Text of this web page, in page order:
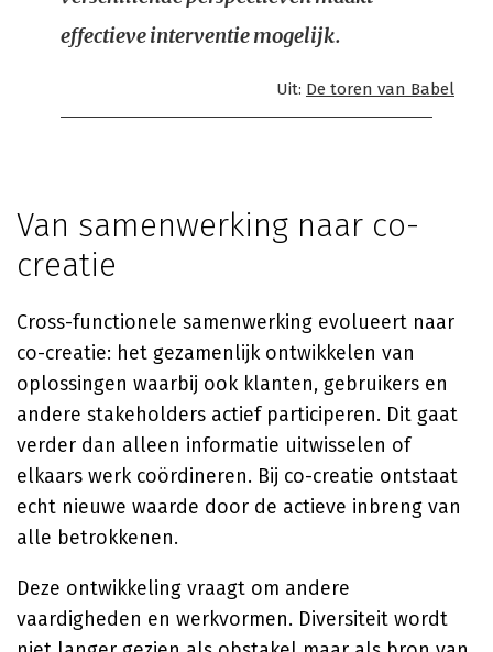
effectieve interventie mogelijk.
Uit: De toren van Babel
Van samenwerking naar co-
creatie
Cross-functionele samenwerking evolueert naar
co-creatie: het gezamenlijk ontwikkelen van
oplossingen waarbij ook klanten, gebruikers en
andere stakeholders actief participeren. Dit gaat
verder dan alleen informatie uitwisselen of
elkaars werk coördineren. Bij co-creatie ontstaat
echt nieuwe waarde door de actieve inbreng van
alle betrokkenen.
Deze ontwikkeling vraagt om andere
vaardigheden en werkvormen. Diversiteit wordt